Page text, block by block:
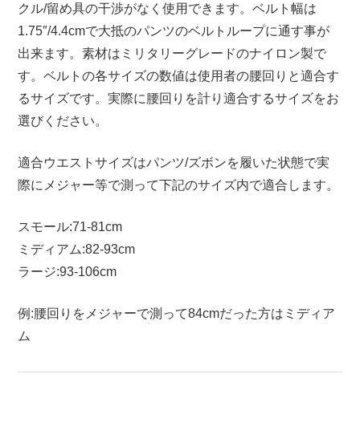
クル/留め具の干渉がなく使用できます。ベルト幅は
1.75″/4.4cmで大抵のパンツのベルトループに通す事が
出来ます。素材はミリタリーグレードのナイロン製で
す。ベルトの各サイズの数値は使用者の腰回りと適合す
るサイズです。実際に腰回りを計り適合するサイズをお
選びください。
適合ウエストサイズはパンツ/ズボンを履いた状態で実
際にメジャー等で測って下記のサイズ内で適合します。
スモール:71-81cm
ミディアム:82-93cm
ラージ:93-106cm
例:腰回りをメジャーで測って84cmだった方はミディア
ム